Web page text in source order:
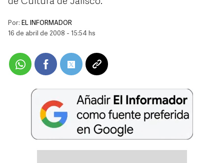
Por: EL INFORMADOR
16 de abril de 2008 - 15:54 hs